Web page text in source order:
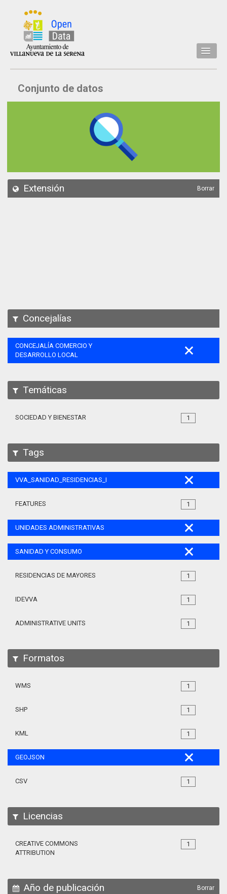
Inicio
Datos
API
Conjunto de datos
Extensión Borrar
Concejalías
CONCEJALÍA COMERCIO Y
DESARROLLO LOCAL
Temáticas
1
SOCIEDAD Y BIENESTAR
Tags
VVA_SANIDAD_RESIDENCIAS_MAYORES_105
1
FEATURES
UNIDADES ADMINISTRATIVAS
SANIDAD Y CONSUMO
1
RESIDENCIAS DE MAYORES
1
IDEVVA
1
ADMINISTRATIVE UNITS
Formatos
1
WMS
1
SHP
1
KML
GEOJSON
1
CSV
Licencias
1
CREATIVE COMMONS
ATTRIBUTION
Año de publicación Borrar